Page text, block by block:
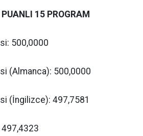
15 PROGRAM
500,0000
(Almanca): 500,0000
(İngilizce): 497,7581